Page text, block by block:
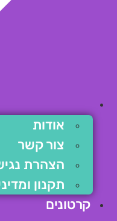
אודות
צור קשר
הצהרת
תקנון
קרטונים